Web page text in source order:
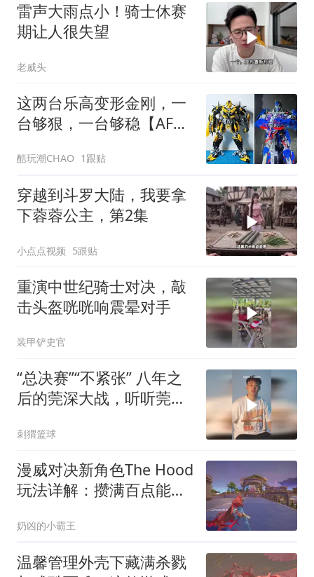
雷声大雨点小！骑士休赛
期让人很失望
老威头
这两台乐高变形金刚，一
台够狠，一台够稳【AFOL
酷玩潮CHAO 1跟贴
穿越到斗罗大陆，我要拿
下蓉蓉公主，第2集
小点点视频 5跟贴
重演中世纪骑士对决，敲
击头盔咣咣响震晕对手
装甲铲史官
“总决赛”“不紧张” 八年之
后的莞深大战，听听莞军
刺猬篮球
漫威对决新角色The Hood
玩法详解：攒满百点能量
位大洗牌？
奶凶的小霸王
温馨管理外壳下藏满杀戮